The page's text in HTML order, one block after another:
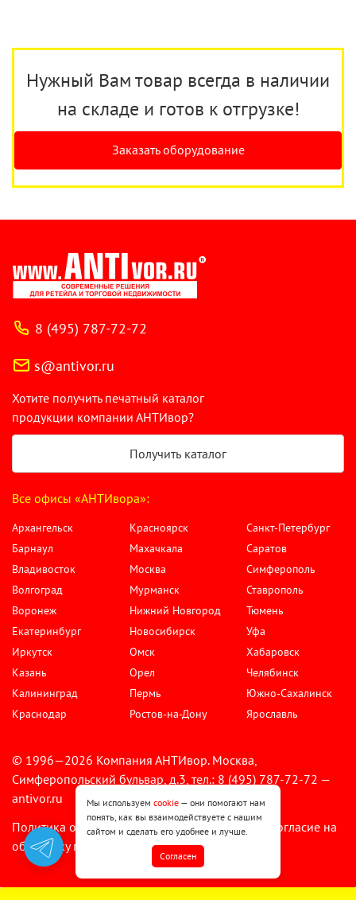
Нужный Вам товар всегда в наличии
на складе и готов к отгрузке!
Заказать оборудование
8 (495) 787-72-72
s@antivor.ru
Хотите получить печатный каталог
продукции компании АНТИвор?
Получить каталог
Все офисы «АНТИвора»:
Архангельск
Барнаул
Владивосток
Волгоград
Воронеж
Екатеринбург
Иркутск
Казань
Калининград
Краснодар
Красноярск
Махачкала
Москва
Мурманск
Нижний Новгород
Новосибирск
Омск
Орел
Пермь
Ростов-на-Дону
Санкт-Петербург
Саратов
Симферополь
Ставрополь
Тюмень
Уфа
Хабаровск
Челябинск
Южно-Сахалинск
Ярославль
© 1996—2026 Компания АНТИвор. Москва,
Симферопольский бульвар, д.3, тел.: 8 (495) 787-72-72 —
antivor.ru
Политика обработки персональных данных
Согласие на
обработку персональных данных
Мы используем cookie — они помогают нам
понять, как вы взаимодействуете с нашим
сайтом и сделать его удобнее и лучше.
Cогласен